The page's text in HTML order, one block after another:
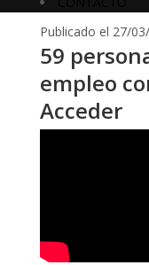
Publicado el 27/
59
empleo
Acceder